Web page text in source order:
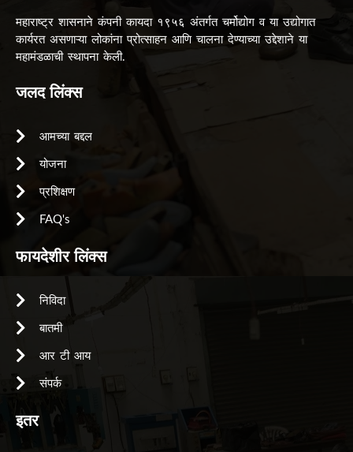
महाराष्ट्र शासनाने कंपनी कायदा १९५६ अंतर्गत चर्मोद्योग व या उद्योगात
कार्यरत असणाऱ्या लोकांना प्रोत्साहन आणि चालना देण्याच्या उद्देशाने या
महामंडळाची स्थापना केली.
जलद लिंक्स
आमच्या बद्दल
योजना
प्रशिक्षण
FAQ's
फायदेशीर लिंक्स
निविदा
बातमी
आर टी आय
संपर्क
इतर